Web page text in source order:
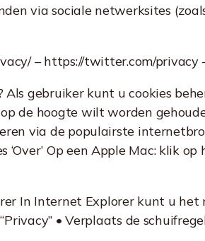
via sociale netwerksites
– https://twitter.com/privacy
Als gebruiker kunt u cookies
de hoogte wilt worden
via de populairste
‘Over’ Op een Apple Mac: klik
In Internet Explorer kunt u het
• Verplaats de